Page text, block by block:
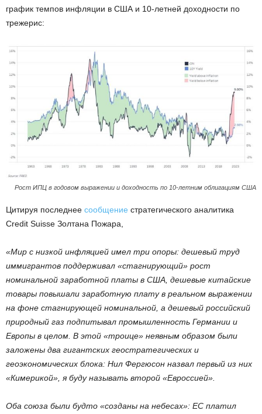
график темпов инфляции в США и 10-летней доходности по
трежерис:
Рост ИПЦ в годовом выражении и доходность по 10-летним облигациям США
Цитируя последнее сообщение стратегического аналитика
Credit Suisse Золтана Пожара,
«Мир с низкой инфляцией имел три опоры: дешевый труд
иммигрантов поддерживал «стагнирующий» рост
номинальной заработной платы в США, дешевые китайские
товары повышали заработную плату в реальном выражении
на фоне стагнирующей номинальной, а дешевый российский
природный газ подпитывал промышленность Германии и
Европы в целом. В этой «троице» неявным образом были
заложены два гигантских геостратегических и
геоэкономических блока: Нил Фергюсон назвал первый из них
«Кимерикой», я буду называть второй «Евроссией».
Оба союза были будто «созданы на небесах»: ЕС платил